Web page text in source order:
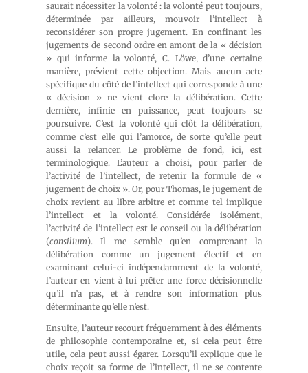
saurait nécessiter la volonté : la volonté peut toujours,
déterminée par ailleurs, mouvoir l’intellect à
reconsidérer son propre jugement. En confinant les
jugements de second ordre en amont de la « décision
» qui informe la volonté, C. Löwe, d’une certaine
manière, prévient cette objection. Mais aucun acte
spécifique du côté de l’intellect qui corresponde à une
« décision » ne vient clore la délibération. Cette
dernière, infinie en puissance, peut toujours se
poursuivre. C’est la volonté qui clôt la délibération,
comme c’est elle qui l’amorce, de sorte qu’elle peut
aussi la relancer. Le problème de fond, ici, est
terminologique. L’auteur a choisi, pour parler de
l’activité de l’intellect, de retenir la formule de «
jugement de choix ». Or, pour Thomas, le jugement de
choix revient au libre arbitre et comme tel implique
l’intellect et la volonté. Considérée isolément,
l’activité de l’intellect est le conseil ou la délibération
(consilium). Il me semble qu’en comprenant la
délibération comme un jugement électif et en
examinant celui-ci indépendamment de la volonté,
l’auteur en vient à lui prêter une force décisionnelle
qu’il n’a pas, et à rendre son information plus
déterminante qu’elle n’est.
Ensuite, l’auteur recourt fréquemment à des éléments
de philosophie contemporaine et, si cela peut être
utile, cela peut aussi égarer. Lorsqu’il explique que le
choix reçoit sa forme de l’intellect, il ne se contente